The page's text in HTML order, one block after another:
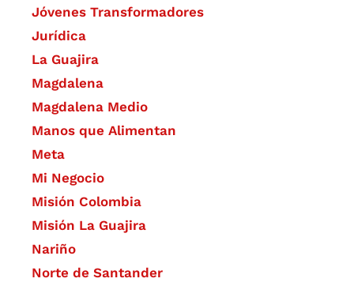
Jóvenes Transformadores
Jurídica
La Guajira
Magdalena
Magdalena Medio
Manos que Alimentan
Meta
Mi Negocio
Misión Colombia
Misión La Guajira
Nariño
Norte de Santander